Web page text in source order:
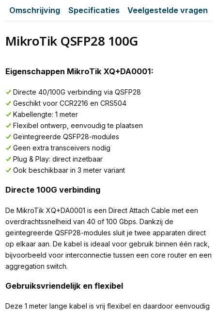
Omschrijving Specificaties Veelgestelde vragen
MikroTik QSFP28 100G
Eigenschappen MikroTik XQ+DA0001:
Directe 40/100G verbinding via QSFP28
Geschikt voor CCR2216 en CRS504
Kabellengte: 1 meter
Flexibel ontwerp, eenvoudig te plaatsen
Geïntegreerde QSFP28-modules
Geen extra transceivers nodig
Plug & Play: direct inzetbaar
Ook beschikbaar in 3 meter variant
Directe 100G verbinding
De MikroTik XQ+DA0001 is een Direct Attach Cable met een
overdrachtssnelheid van 40 of 100 Gbps. Dankzij de
geïntegreerde QSFP28-modules sluit je twee apparaten direct
op elkaar aan. De kabel is ideaal voor gebruik binnen één rack,
bijvoorbeeld voor interconnectie tussen een core router en een
aggregation switch.
Gebruiksvriendelijk en flexibel
Deze 1 meter lange kabel is vrij flexibel en daardoor eenvoudig